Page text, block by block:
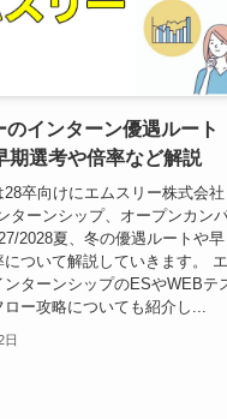
のインターン優遇ルート
期選考や倍率など解説
28卒向けにエムスリー株式会社
ターンシップ、オープンカン
2028夏、冬の優遇ルートや早
ついて解説していきます。 エ
ンターンシップのESやWEBテ
ロー攻略についても紹介し...
日